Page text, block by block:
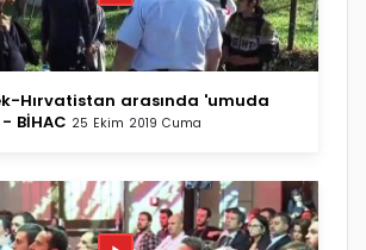
Hırvatistan arasında 'umuda
BİHAC 25 Ekim 2019 Cuma